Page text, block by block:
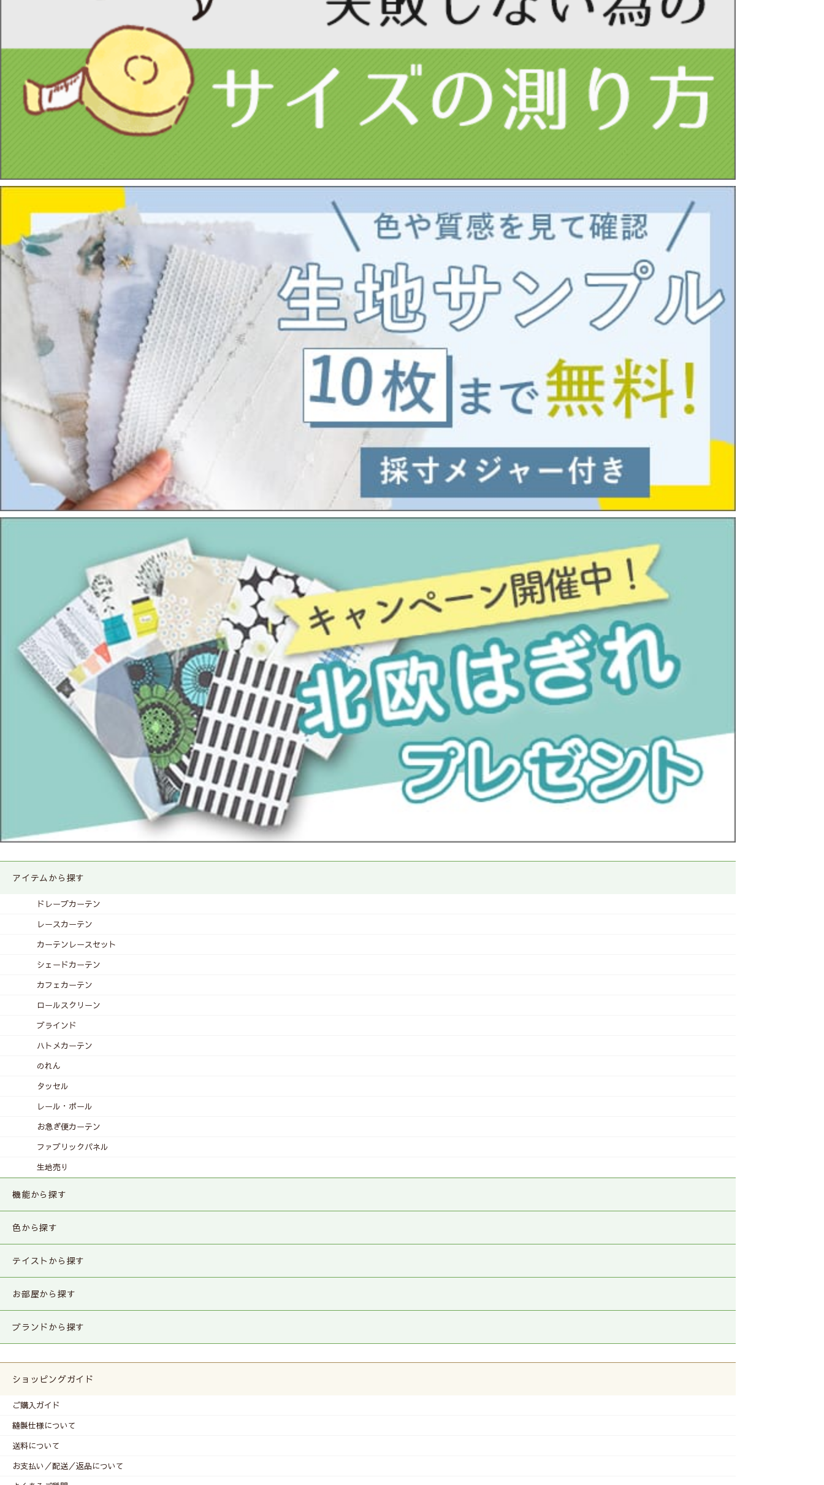
アイテムから探す
ドレープカーテン
レースカーテン
カーテンレースセット
シェードカーテン
カフェカーテン
ロールスクリーン
ブラインド
ハトメカーテン
のれん
タッセル
レール・ポール
お急ぎ便カーテン
ファブリックパネル
生地売り
機能から探す
色から探す
テイストから探す
お部屋から探す
ブランドから探す
ショッピングガイド
ご購入ガイド
縫製仕様について
送料について
お支払い／配送／返品について